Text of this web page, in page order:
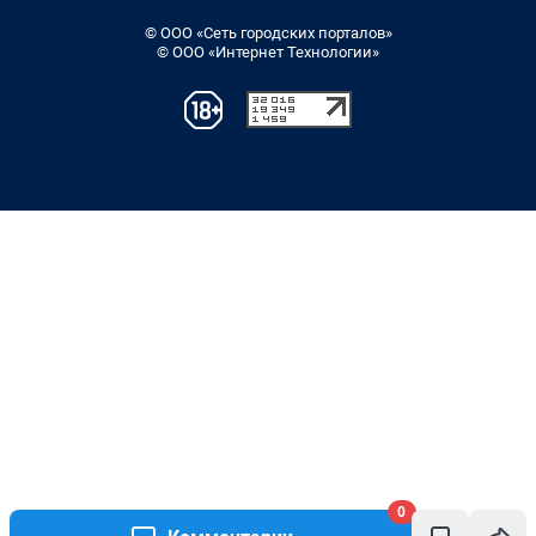
0
© ООО «Сеть городских порталов»
© ООО «Интернет Технологии»